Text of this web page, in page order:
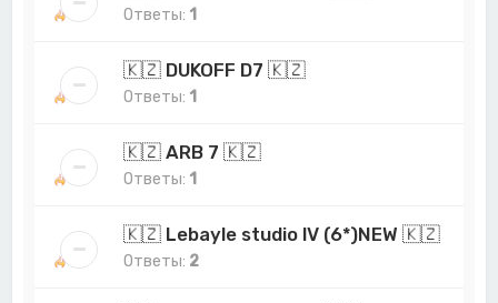
Ответы: 1
🇰🇿 DUKOFF D7 🇰🇿
Ответы: 1
🇰🇿 ARB 7 🇰🇿
Ответы: 1
🇰🇿 Lebayle studio lV (6*)NEW 🇰🇿
Ответы: 2